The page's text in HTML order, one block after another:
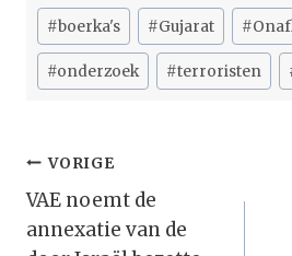
Bericht
tags:
#boerka's #Gujarat #
#onderzoek #terroristen
Bericht
Navigatie
VORIGE
VAE noemt de
annexatie van de